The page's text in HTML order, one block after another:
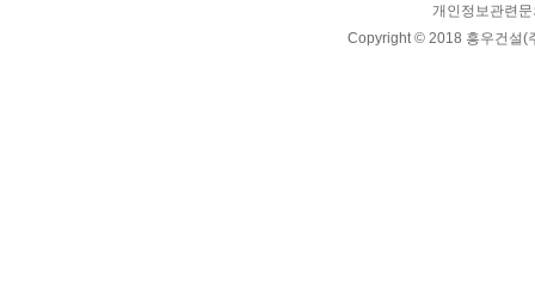
개인정보관련
Copyright © 2018 흥우건설(